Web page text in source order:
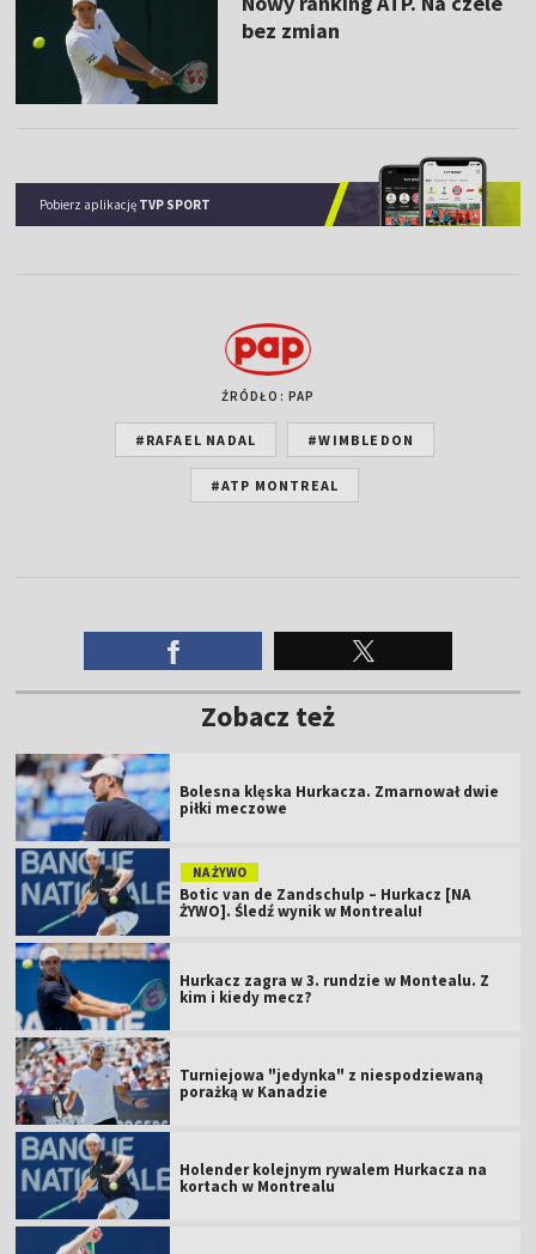
bez zmian
Pobierz aplikację TVP SPORT
ŹRÓDŁO: PAP
#RAFAEL NADAL #WIMBLEDON
#ATP MONTREAL
Zobacz też
Bolesna klęska Hurkacza. Zmarnował dwie
piłki meczowe
NA ŻYWO
Botic van de Zandschulp – Hurkacz [NA
ŻYWO]. Śledź wynik w Montrealu!
Hurkacz zagra w 3. rundzie w Montealu. Z
kim i kiedy mecz?
Turniejowa "jedynka" z niespodziewaną
porażką w Kanadzie
Holender kolejnym rywalem Hurkacza na
kortach w Montrealu